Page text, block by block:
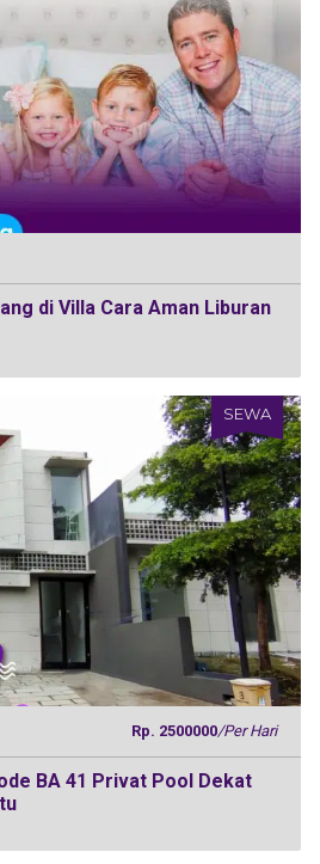
di Villa Cara Aman Liburan
SEWA
Rp. 2500000/Per Hari
BA 41 Privat Pool Dekat